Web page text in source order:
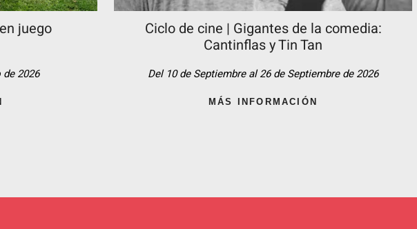
juego
2026
Ciclo de cine | Gigantes de la comedia:
Cantinflas y Tin Tan​
Del 10 de Septiembre al 26 de Septiembre de 2026
MÁS INFORMACIÓN